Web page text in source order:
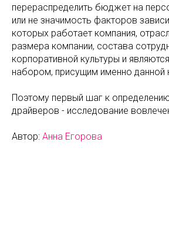
перераспределить бюджет на
или не значимость факторов
которых работает компания,
размера компании, состава
корпоративной культуры и
набором, присущим именно данной
Поэтому первый шаг к
драйверов - исследование
Автор: Анна Егорова